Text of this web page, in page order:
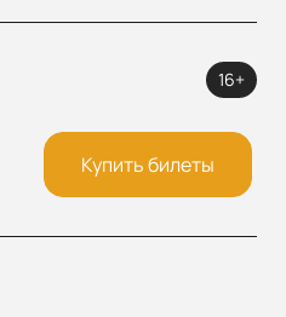
16+
Купить билеты